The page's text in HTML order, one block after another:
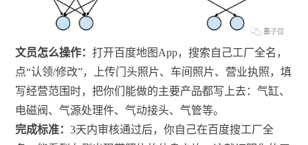
文员怎么操作：打开百度地图App，搜索自己工厂全名，
点“认领/修改”，上传门头照片、车间照片、营业执照，填
写经营范围时，把你们能做的主要产品都写上去：气缸、
电磁阀、气源处理件、气动接头、气管等。
完成标准：3天内审核通过后，你自己在百度搜工厂全